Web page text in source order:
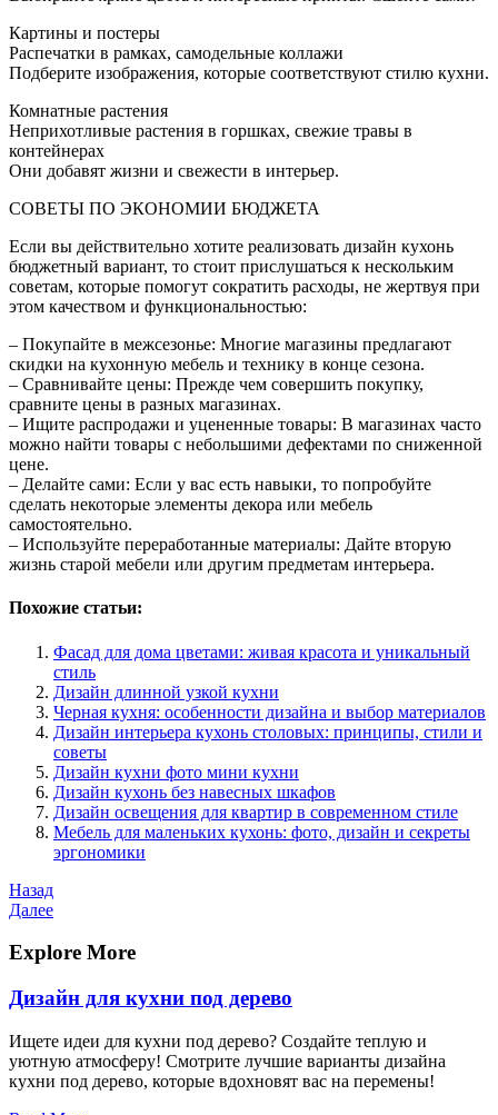
Картины и постеры
Распечатки в рамках, самодельные коллажи
Подберите изображения, которые соответствуют стилю кухни.
Комнатные растения
Неприхотливые растения в горшках, свежие травы в
контейнерах
Они добавят жизни и свежести в интерьер.
СОВЕТЫ ПО ЭКОНОМИИ БЮДЖЕТА
Если вы действительно хотите реализовать дизайн кухонь
бюджетный вариант, то стоит прислушаться к нескольким
советам, которые помогут сократить расходы, не жертвуя при
этом качеством и функциональностью:
– Покупайте в межсезонье: Многие магазины предлагают
скидки на кухонную мебель и технику в конце сезона.
– Сравнивайте цены: Прежде чем совершить покупку,
сравните цены в разных магазинах.
– Ищите распродажи и уцененные товары: В магазинах часто
можно найти товары с небольшими дефектами по сниженной
цене.
– Делайте сами: Если у вас есть навыки, то попробуйте
сделать некоторые элементы декора или мебель
самостоятельно.
– Используйте переработанные материалы: Дайте вторую
жизнь старой мебели или другим предметам интерьера.
Похожие статьи:
Фасад для дома цветами: живая красота и уникальный
стиль
Дизайн длинной узкой кухни
Черная кухня: особенности дизайна и выбор материалов
Дизайн интерьера кухонь столовых: принципы, стили и
советы
Дизайн кухни фото мини кухни
Дизайн кухонь без навесных шкафов
Дизайн освещения для квартир в современном стиле
Мебель для маленьких кухонь: фото, дизайн и секреты
эргономики
Навигация
по
записям
Предыдущая
запись
Назад
Следующая
Далее
Explore More
Дизайн для кухни под дерево
Ищете идеи для кухни под дерево? Создайте теплую и
уютную атмосферу! Смотрите лучшие варианты дизайна
кухни под дерево, которые вдохновят вас на перемены!